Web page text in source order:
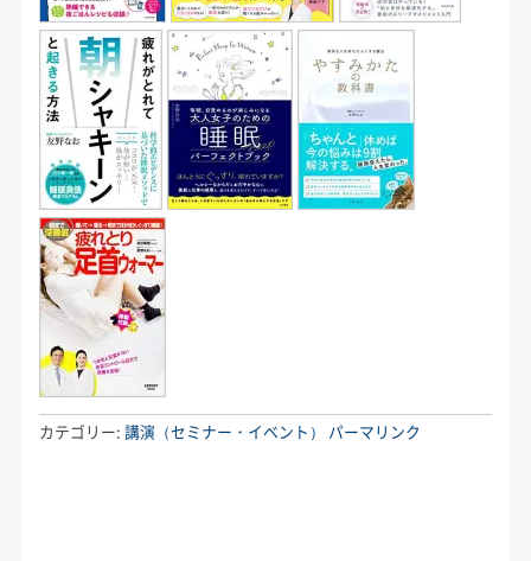
カテゴリー: 講演（セミナー・イベント） パーマリンク